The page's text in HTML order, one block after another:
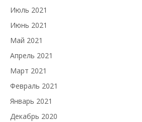
Июль 2021
Июнь 2021
Май 2021
Апрель 2021
Март 2021
Февраль 2021
Январь 2021
Декабрь 2020